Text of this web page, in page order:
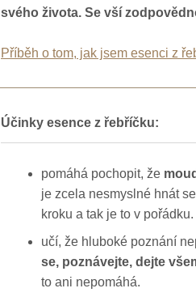
svého života. Se vší
Příběh o tom, jak jsem esenci z
Účinky esence z řebříčku:
pomáhá pochopit, že
je zcela nesmyslné hnát
kroku a tak je to v pořádku.
učí, že hluboké poznání
se, poznávejte, dejte
to ani nepomáhá.